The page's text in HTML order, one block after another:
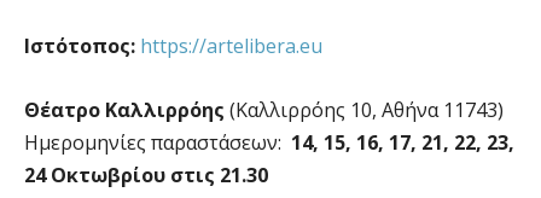
Ιστότοπος: https://artelibera.eu
Θέατρο Καλλιρρόης (Καλλιρρόης 10, Αθήνα 11743)
Ημερομηνίες παραστάσεων: 14, 15, 16, 17, 21, 22, 23,
24 Οκτωβρίου στις 21.30